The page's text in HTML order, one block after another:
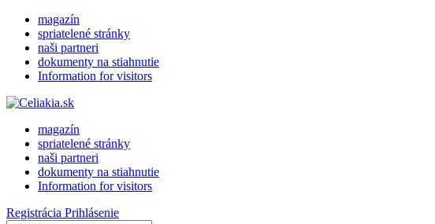
magazín
spriatelené stránky
naši partneri
dokumenty na stiahnutie
Information for visitors
magazín
spriatelené stránky
naši partneri
dokumenty na stiahnutie
Information for visitors
Registrácia Prihlásenie